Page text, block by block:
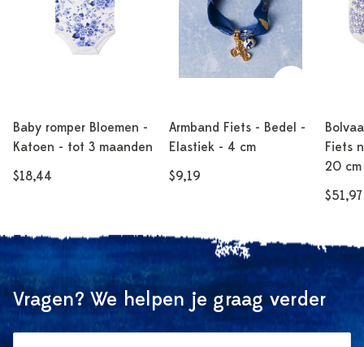
Baby romper Bloemen -
Katoen - tot 3 maanden
$18,44
Armband Fiets - Bedel -
Elastiek - 4 cm
$9,19
Fiets
20 cm
$51,97
Vragen? We helpen je graag verder